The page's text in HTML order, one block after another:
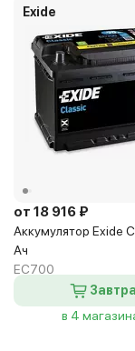
Exide
от 18 916 ₽
Аккумулятор Exide
Ач
EC700
Завтра
в 4